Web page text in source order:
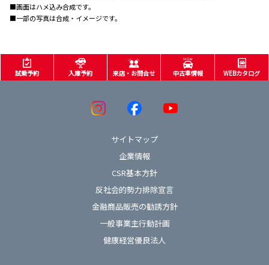
■画面はハメ込み合成です。
■一部の写真は合成・イメージです。
試乗予約 入庫予約 来店・お問合せ 中古車情報 WEBカタログ
サイトマップ
企業情報
CSR基本方針
反社会的勢力排除宣言
金融商品販売の勧誘方針
一般事業主行動計画
健康経営優良法人